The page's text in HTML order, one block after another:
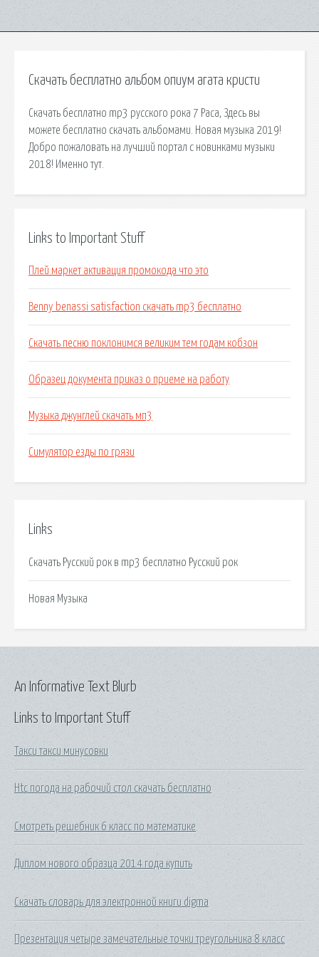
Скачать бесплатно альбом опиум агата кристи
Скачать бесплатно mp3 русского рока 7 Раса, Здесь вы
можете бесплатно скачать альбомами. Новая музыка 2019!
Добро пожаловать на лучший портал с новинками музыки
2018! Именно тут.
Links to Important Stuff
Плей маркет активация промокода что это
Benny benassi satisfaction скачать mp3 бесплатно
Скачать песню поклонимся великим тем годам кобзон
Образец документа приказ о приеме на работу
Музыка джунглей скачать мп3
Симулятор езды по грязи
Links
Скачать Русский рок в mp3 бесплатно Русский рок
Новая Музыка
Links to Important Stuff
Такси такси минусовки
Htc погода на рабочий стол скачать бесплатно
Смотреть решебник 6 класс по математике
Диплом нового образца 2014 года купить
Скачать словарь для электронной книги digma
Презентация четыре замечательные точки треугольника 8 класс
An Informative Text Blurb